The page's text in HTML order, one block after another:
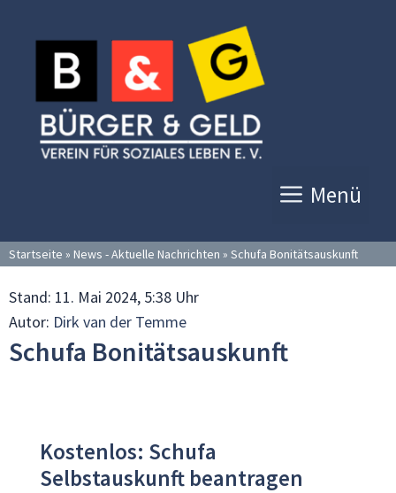
Inhalt
springen
Menü
Startseite » News - Aktuelle Nachrichten » Schufa Bonitätsauskunft
Stand: 11. Mai 2024, 5:38 Uhr
Autor: Dirk van der Temme
Schufa Bonitätsauskunft
Kostenlos: Schufa
Selbstauskunft beantragen